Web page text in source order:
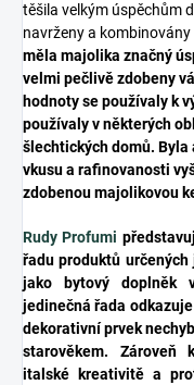
těšila velkým úspěchům
navrženy a
měla majolika značný
velmi pečlivě zdobeny
hodnoty se používaly k
používaly v některých
šlechtických domů.
vkusu a rafinovanosti
zdobenou majolikovou
Rudy Profumi
řadu produktů
jako bytový doplněk
jedinečná řada
dekorativní prvek
starověkem. Zároveň
italské kreativitě a